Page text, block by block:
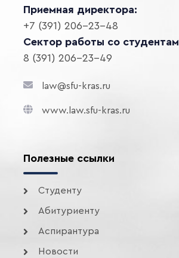
Приемная директора:
+7 (391) 206-23-48
Сектор работы со
8 (391) 206-23-49
law@sfu-kras.ru
www.law.sfu-kras.ru
Полезные ссылки
Студенту
Абитуриенту
Аспирантура
Новости